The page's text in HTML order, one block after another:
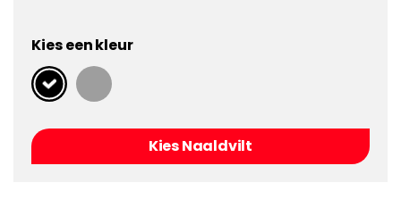
Kies een kleur
Kies Naaldvilt